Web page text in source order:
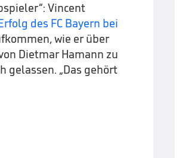
Vincent
des FC Bayern bei
wie er über
Dietmar Hamann zu
gelassen. „Das gehört